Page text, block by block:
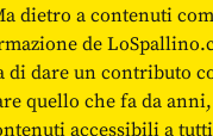
dietro a contenuti
de
dare un contributo
quello che fa da
accessibili a